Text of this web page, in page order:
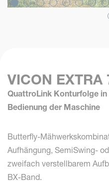
VICON EXTRA
QuattroLink Konturfolge
Bedienung der Maschine
Butterfly-
Aufhängung, SemiSwing-
zweifach verstellbarem
BX-Band.